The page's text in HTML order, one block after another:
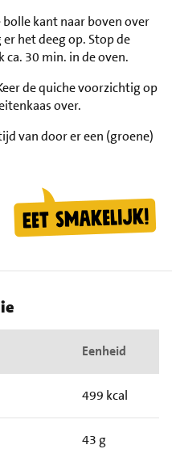
kant naar boven over
het deeg op. Stop de
30 min. in de oven.
de quiche voorzichtig op
over.
van door er een (groene)
Eenheid
499 kcal
43 g